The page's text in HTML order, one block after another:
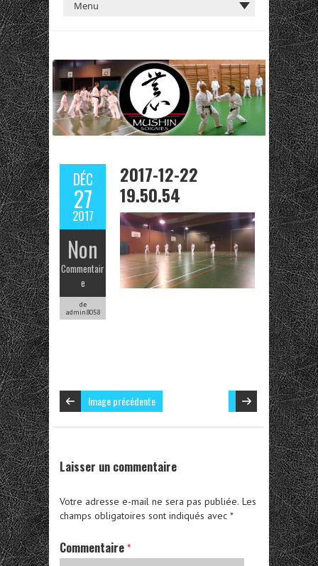
DÉC
27
2017
Non
Commentair
e
de
admin8058
2017-12-22
19.50.54
Image précédente
Laisser un commentaire
Votre adresse e-mail ne sera pas publiée. Les
champs obligatoires sont indiqués avec *
Commentaire *